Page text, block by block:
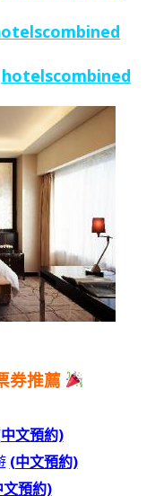
hotelscombined
券推薦
文預約)
(中文預約)
文預約)